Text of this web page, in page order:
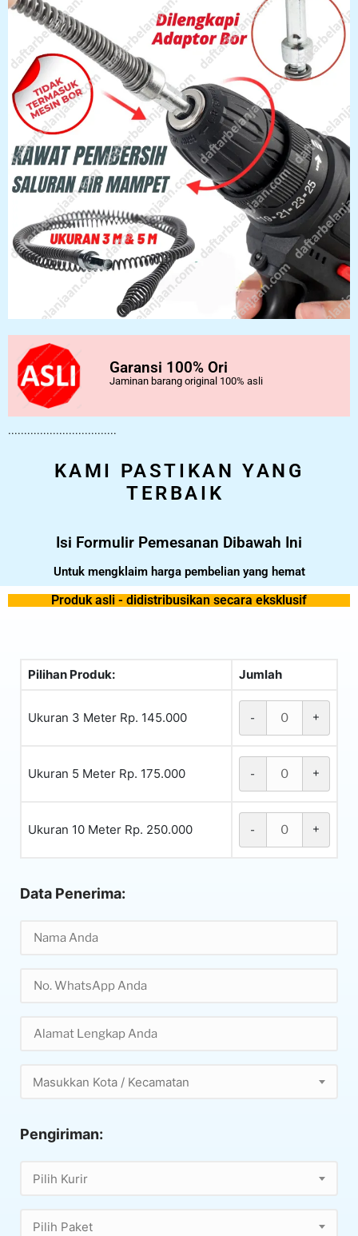
Garansi 100% Ori
Jaminan barang original 100% asli
..................................
KAMI PASTIKAN YANG
TERBAIK
Isi Formulir Pemesanan Dibawah Ini
Untuk mengklaim harga pembelian yang hemat
Produk asli - didistribusikan secara eksklusif
Pilihan Produk: Jumlah
Ukuran 3 Meter Rp. 145.000 - +
Ukuran 5 Meter Rp. 175.000 - +
Ukuran 10 Meter Rp. 250.000 - +
Data Penerima:
Masukkan Kota / Kecamatan
Pengiriman:
Pilih Kurir
Pilih Paket